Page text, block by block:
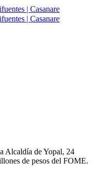
Alcaldía de Yopal, 24
de pesos del FOME.